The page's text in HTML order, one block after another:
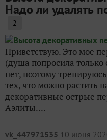
Надо ли удалять
2
Приветствую. Это мое
(душа попросила только
нет, поэтому
тех, что можно растить
декоративные острые
Аэлиты....
vk_447971535 10 июня